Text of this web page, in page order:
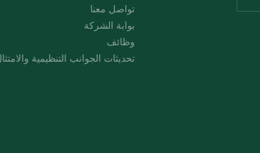
تواصل معنا
بوابة الشركة
وظائف
تحديثات الجوانب التنظيمية